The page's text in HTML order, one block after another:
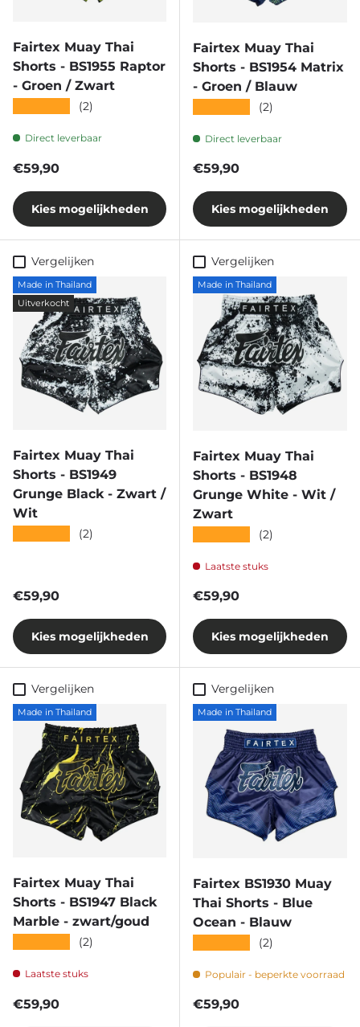
Fairtex Muay Thai
Shorts - BS1955 Raptor
- Groen / Zwart
(2)
Direct leverbaar
Reguliere prijs
€59,90
Kies mogelijkheden
Fairtex Muay Thai
Shorts - BS1954 Matrix
- Groen / Blauw
(2)
Direct leverbaar
Reguliere prijs
€59,90
Kies mogelijkheden
Vergelijken
Made in Thailand
Uitverkocht
Fairtex Muay Thai
Shorts - BS1949
Grunge Black - Zwart /
Wit
(2)
Reguliere prijs
€59,90
Kies mogelijkheden
Vergelijken
Made in Thailand
Fairtex Muay Thai
Shorts - BS1948
Grunge White - Wit /
Zwart
(2)
Laatste stuks
Reguliere prijs
€59,90
Kies mogelijkheden
Vergelijken
Made in Thailand
Fairtex Muay Thai
Shorts - BS1947 Black
Marble - zwart/goud
(2)
Laatste stuks
Reguliere prijs
€59,90
Vergelijken
Made in Thailand
Fairtex BS1930 Muay
Thai Shorts - Blue
Ocean - Blauw
(2)
Populair - beperkte voorraad
Reguliere prijs
€59,90